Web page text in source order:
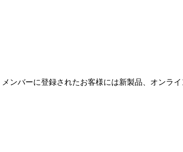
ンバーに登録されたお客様には新製品、オンラ